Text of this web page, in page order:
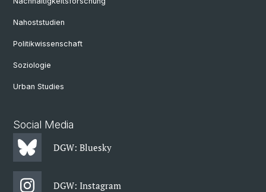
Nahoststudien
Politikwissenschaft
Soziologie
Urban Studies
Social Media
DGW: Bluesky
DGW: Instagram